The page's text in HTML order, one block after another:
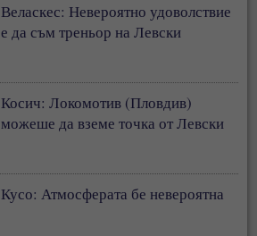
Веласкес: Невероятно удоволствие
е да съм треньор на Левски
Косич: Локомотив (Пловдив)
можеше да вземе точка от Левски
Кусо: Атмосферата бе невероятна